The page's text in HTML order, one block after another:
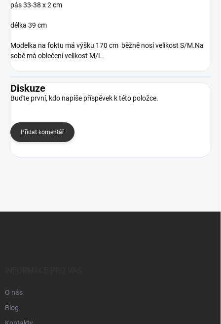
pás 33-38 x 2 cm
délka 39 cm
Modelka na foktu má výšku 170 cm běžně nosí velikost S/M.Na
sobě má oblečení velikost M/L.
Diskuze
Buďte první, kdo napíše příspěvek k této položce.
Přidat komentář
O nás
Blog